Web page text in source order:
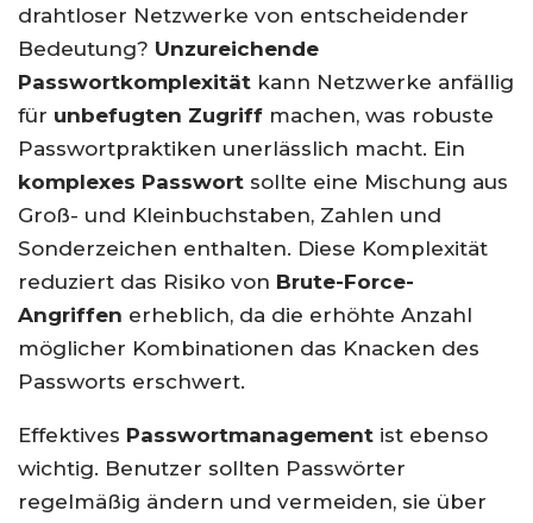
drahtloser Netzwerke von entscheidender
Bedeutung? Unzureichende
Passwortkomplexität kann Netzwerke anfällig
für unbefugten Zugriff machen, was robuste
Passwortpraktiken unerlässlich macht. Ein
komplexes Passwort sollte eine Mischung aus
Groß- und Kleinbuchstaben, Zahlen und
Sonderzeichen enthalten. Diese Komplexität
reduziert das Risiko von Brute-Force-
Angriffen erheblich, da die erhöhte Anzahl
möglicher Kombinationen das Knacken des
Passworts erschwert.
Effektives Passwortmanagement ist ebenso
wichtig. Benutzer sollten Passwörter
regelmäßig ändern und vermeiden, sie über